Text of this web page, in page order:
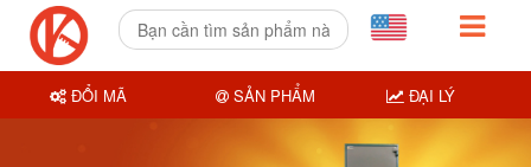
ĐỔI MÃ SẢN PHẨM ĐẠI LÝ